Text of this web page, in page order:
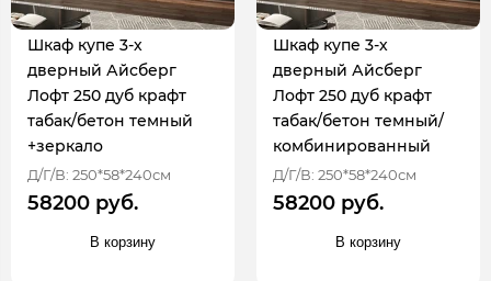
Шкаф купе 3-х
дверный Айсберг
Лофт 250 дуб крафт
табак/бетон темный
+зеркало
Д/Г/В: 250*58*240см
58200 руб.
В корзину
Шкаф купе 3-х
дверный Айсберг
Лофт 250 дуб крафт
табак/бетон темный/
комбинированный
Д/Г/В: 250*58*240см
58200 руб.
В корзину